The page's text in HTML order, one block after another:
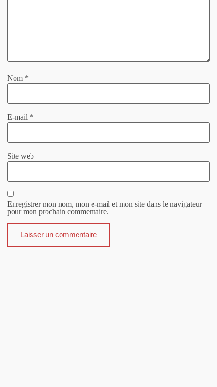
Nom *
E-mail *
Site web
Enregistrer mon nom, mon e-mail et mon site dans le navigateur
pour mon prochain commentaire.